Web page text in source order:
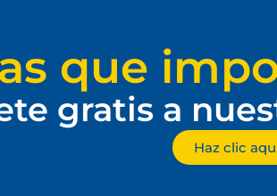
que
gratis a
Haz clic